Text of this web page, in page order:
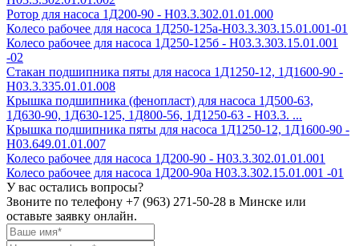
Ротор для насоса 1Д200-90 - Н03.3.302.01.01.000
Колесо рабочее для насоса 1Д250-125а-Н03.3.303.15.01.001-01
Колесо рабочее для насоса 1Д250-125б - Н03.3.303.15.01.001
-02
Стакан подшипника пяты для насоса 1Д1250-12, 1Д1600-90 -
Н03.3.335.01.01.008
Крышка подшипника (фенопласт) для насоса 1Д500-63,
1Д630-90, 1Д630-125, 1Д800-56, 1Д1250-63 - Н03.3. ...
Крышка подшипника пяты для насоса 1Д1250-12, 1Д1600-90 -
Н03.649.01.01.007
Колесо рабочее для насоса 1Д200-90 - H03.3.302.01.01.001
Колесо рабочее для насоса 1Д200-90а H03.3.302.15.01.001 -01
У вас остались вопросы?
Звоните по телефону +7 (963) 271-50-28 в Минске или
оставьте заявку онлайн.